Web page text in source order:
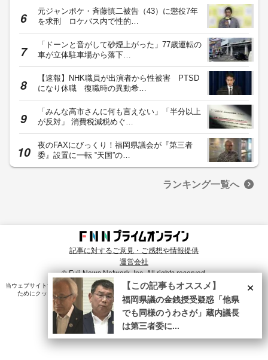
元ジャンポケ・斉藤慎二被告（43）に懲役7年
を求刑 ロケバス内で性的…
「ドーンと音がして砂煙上がった」77歳運転の
車が立体駐車場から落下…
【速報】NHK職員が出演者から性被害 PTSD
になり休職 復職時の異動希…
「みんな高市さんに何も言えない」「半分以上
が反対」 消費税減税めぐ…
夜のFAXにびっくり！福岡県議会が『第三者
委』設置に一転 ‟天国”の…
ランキング一覧へ
記事に対するご意見・ご感想や情報提供
運営会社
© Fuji News Network, Inc. All rights reserved.
当ウェブサイトでは、ユーザのニーズ・興味・関⼼に合致したコンテンツや広告配信を提供する
ためにクッキーを使⽤しています。詳細は、
プライバシーポリシー をご確認ください。×
【この記事もオススメ】
福岡県議の金銭授受疑惑「他県
でも同様のうわさが」蔵内議長
は第三者委に...